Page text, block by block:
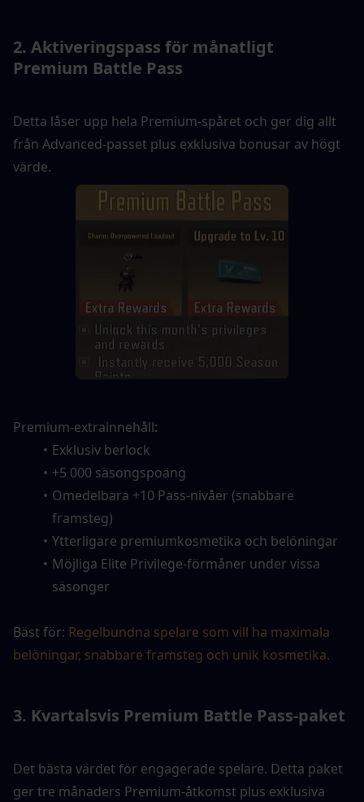
2. Aktiveringspass för månatligt
Premium Battle Pass
Detta låser upp hela Premium-spåret och ger dig allt
från Advanced-passet plus exklusiva bonusar av högt
värde.
Premium-extrainnehåll:
Exklusiv berlock
+5 000 säsongspoäng
Omedelbara +10 Pass-nivåer (snabbare
framsteg)
Ytterligare premiumkosmetika och belöningar
Möjliga Elite Privilege-förmåner under vissa
säsonger
Bäst för: Regelbundna spelare som vill ha maximala
belöningar, snabbare framsteg och unik kosmetika.
3. Kvartalsvis Premium Battle Pass-paket
Det bästa värdet för engagerade spelare. Detta paket
ger tre månaders Premium-åtkomst plus exklusiva